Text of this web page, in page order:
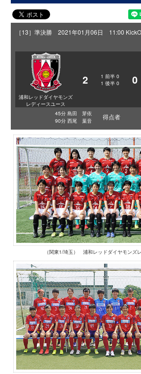
［13］準決勝 2021年01月06日 11:00
浦和レッドダイヤモンズ
レディースユース
2 1 前半 0
1 後半 0 0
45分 島田 芽依
90分 西尾 葉音
得点者
（関東1/埼玉） 浦和レッドダイヤモンズ